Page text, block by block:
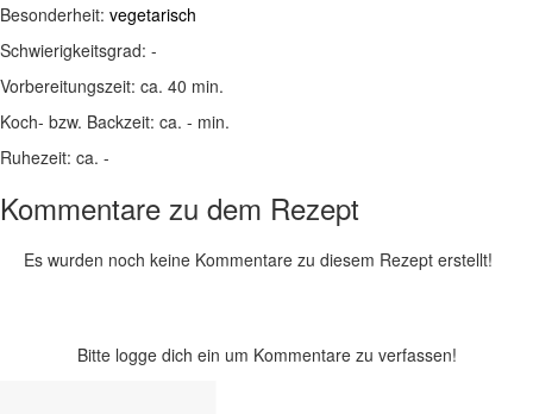
Besonderheit: vegetarisch
Schwierigkeitsgrad: -
Vorbereitungszeit: ca. 40 min.
Koch- bzw. Backzeit: ca. - min.
Ruhezeit: ca. -
Kommentare zu dem Rezept
Es wurden noch keine Kommentare zu diesem Rezept erstellt!
Bitte logge dich ein um Kommentare zu verfassen!